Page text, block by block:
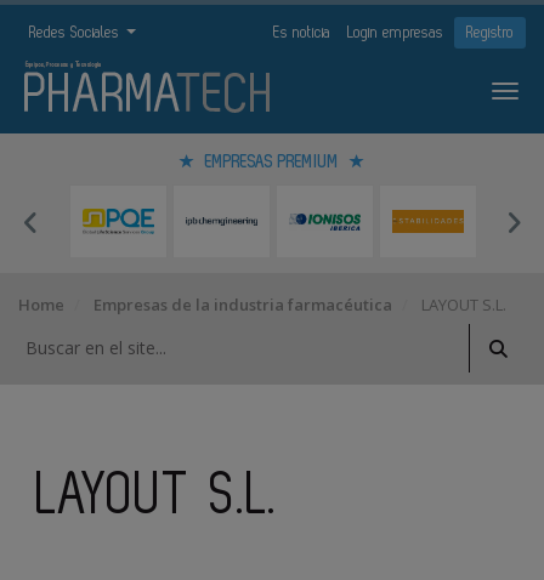
Redes Sociales Es noticia Login empresas Registro
EMPRESAS PREMIUM
Home Empresas de la industria farmacéutica LAYOUT S.L.
LAYOUT S.L.